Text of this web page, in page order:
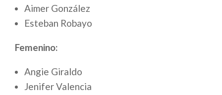
Aimer González
Esteban Robayo
Femenino:
Angie Giraldo
Jenifer Valencia